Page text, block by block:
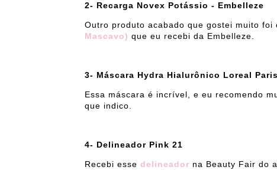
2- Recarga Novex Potássio - Embelleze
Outro produto acabado que gostei muito foi
Mascavo) que eu recebi da Embelleze.
3- Máscara Hydra Hialurônico Loreal Paris
Essa máscara é incrível, e eu recomendo
que indico.
4- Delineador Pink 21
Recebi esse delineador na Beauty Fair do